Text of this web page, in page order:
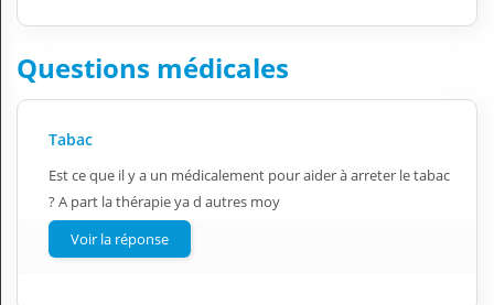
Questions médicales
Tabac
Est ce que il y a un médicalement pour aider à arreter le tabac
? A part la thérapie ya d autres moy
Voir la réponse